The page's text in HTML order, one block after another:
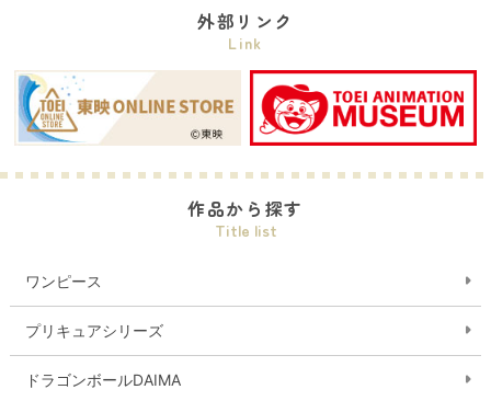
外部リンク
Link
作品から探す
Title list
ワンピース
プリキュアシリーズ
ドラゴンボールDAIMA